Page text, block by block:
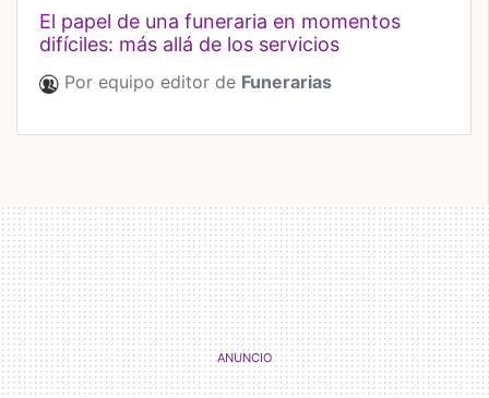
el papel de una funeraria en momentos
difíciles: más allá de los servicios
Por equipo editor de Funerarias